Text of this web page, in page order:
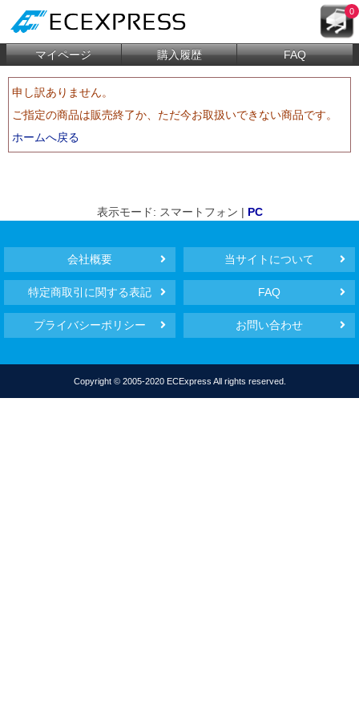
0
マイページ 購入履歴 FAQ
申し訳ありません。
ご指定の商品は販売終了か、ただ今お取扱いできない商品です。
ホームへ戻る
表示モード: スマートフォン | PC
会社概要 当サイトについて
特定商取引に関する表記 FAQ
プライバシーポリシー お問い合わせ
Copyright © 2005-2020 ECExpress All rights reserved.